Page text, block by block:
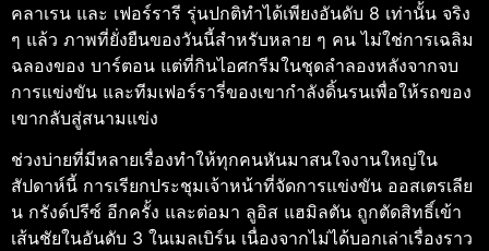
คลาเรน และ เฟอร์รารี รุ่นปกติทำได้เพียงอันดับ 8 เท่านั้น จริง
ๆ แล้ว ภาพที่ยั่งยืนของวันนี้สำหรับหลาย ๆ คน ไม่ใช่การเฉลิม
ฉลองของ บาร์ตอน แต่ที่กินไอศกรีมในชุดลําลองหลังจากจบ
การแข่งขัน และทีมเฟอร์รารี่ของเขากําลังดิ้นรนเพื่อให้รถของ
เขากลับสู่สนามแข่ง
ช่วงบ่ายที่มีหลายเรื่องทำให้ทุกคนหันมาสนใจงานใหญ่ใน
สัปดาห์นี้ การเรียกประชุมเจ้าหน้าที่จัดการแข่งขัน ออสเตรเลีย
น กรังด์ปรีซ์ อีกครั้ง และต่อมา ลูอิส แฮมิลตัน ถูกตัดสิทธิ์เข้า
เส้นชัยในอันดับ 3 ในเมลเบิร์น เนื่องจากไม่ได้บอกเล่าเรื่องราว